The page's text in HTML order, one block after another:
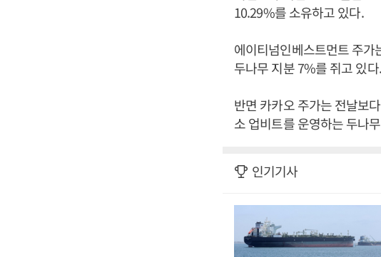
10.29%를 소유하고 있다.
에이티넘인베스트먼트 주
두나무 지분 7%를 쥐고 있다.
반면 카카오 주가는 전날보
소 업비트를 운영하는 두나
인기기사